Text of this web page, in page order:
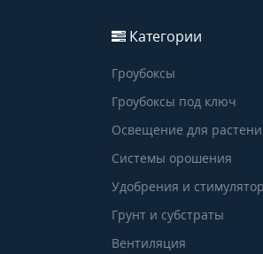
Категории
Гроубоксы
Гроубоксы под ключ
Освещение для
Системы орошения
Удобрения и
Грунт и субстраты
Вентиляция